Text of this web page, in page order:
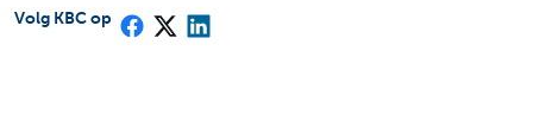
Volg KBC op